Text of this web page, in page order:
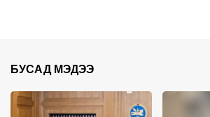
БУСАД МЭДЭЭ